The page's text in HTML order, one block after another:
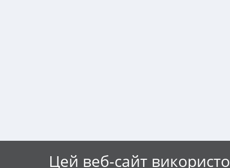
Цей веб-сайт